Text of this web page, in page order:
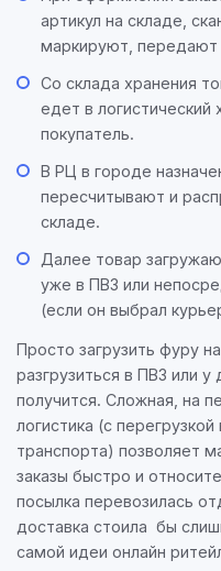
артикул на складе,
маркируют, передают
Со склада хранения
едет в логистический
покупатель.
В РЦ в городе
пересчитывают и
складе.
Далее товар
уже в ПВЗ или
(если он выбрал
Просто загрузить фуру
разгрузиться в ПВЗ или
получится. Сложная, на
логистика (с
транспорта) позволяет
заказы быстро и
посылка перевозилась
доставка стоила бы
самой идеи онлайн